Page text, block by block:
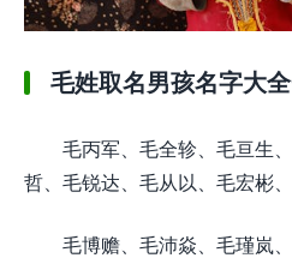
毛姓取名男孩名字大全
毛丙军、毛全轸、毛亘生
哲、毛锐达、毛从以、毛宏彬、
毛博赡、毛沛焱、毛瑾岚